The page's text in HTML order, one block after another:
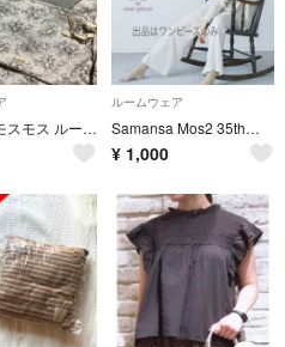
サマンサモスモス ルームウエア 靴下 収納袋付き ノベルティ未使用
ルームウェア
Samansa Mos2 35thアニバーサリー ルームウェア ワンピース
¥ 1,000